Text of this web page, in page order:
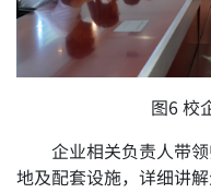
图6 校
企业相关负责人带
地及配套设施，详细讲